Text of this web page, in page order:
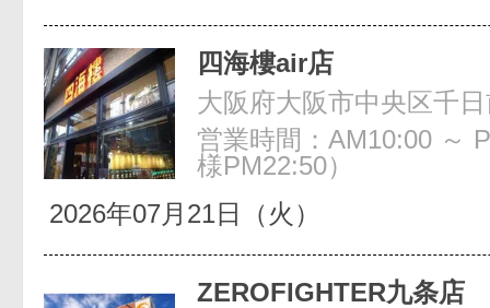
四海樓air店
大阪府大阪市中央区千
営業時間：AM10:00 ～
様PM22:50）
2026年07月21日（火）
ZEROFIGHTER九条店